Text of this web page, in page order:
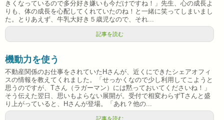
きくなっているので多分好き嫌いも今だけですね！」先生、心の成長よ
りも、体の成長を心配してくれていたのね！と一緒に笑ってしまいまし
た。とりあえず、牛乳大好き５歳児なので、それ...
記事を読む
機動力を使う
不動産関係のお仕事をされていたHさんが、近くにできたシェアオフィ
スの情報を教えてくれました。「せっかくなので少し利用してこようと
思うのですが、Tさん（ラガーマン）には黙っておいてくださいね！」
そう伝えた翌日、思いもよらない展開が。受付で相変わらずTさんと盛
り上がっていると、Hさんが登場。「あれ？他の...
記事を読む